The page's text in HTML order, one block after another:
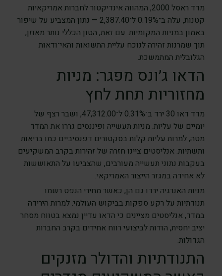
מדד ראסל 2000, המהווה אינדיקטור לחברות אמריקאיות
קטנות, עלה ב־0.19% ל־2,387.40 — נתון המצביע על שיפור
באמון במניות המקומיות. עם זאת, הטון הכללי נותר מאוזן,
תוך שמרנות זהירה לנוכח עליית התשואות והאי־ודאות
הגלובלית המתמשכת.
הדאו ג׳ונס מפגר: מניות
מחזוריות תחת לחץ
מדד דאו 30 ירד ב־0.31% ל־47,312.00, ושבר רצף של
יומיים של עליות. מניות תעשייה ופיננסים גררו את המדד
מטה, למרות עליות קלות בסקטורים דפנסיביים כמו בריאות
ותשתיות. אנליסטים ציינו חזרה של זהירות בקרב המשקיעים
בעקבות נתוני תעשייה מעורבים, שהצביעו על התאוששות
לא אחידה במגזר הייצור האמריקאי.
מניות האנרגיה ירדו גם הן, כאשר מחירי הנפט רשמו
תנודתיות על רקע ספקות בביקוש העולמי. למרות הירידה
במדד, אנליסטים מציינים כי הדאו עדיין נמצא בטווח מסחר
יציב יחסית, הודות לביצועי רווח אחידים בקרב החברות
הגדולות.
התנודתיות והדולר מזנקים